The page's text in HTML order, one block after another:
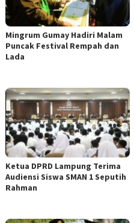
Mingrum Gumay Hadiri Malam
Puncak Festival Rempah dan
Lada
Ketua DPRD Lampung Terima
Audiensi Siswa SMAN 1 Seputih
Rahman